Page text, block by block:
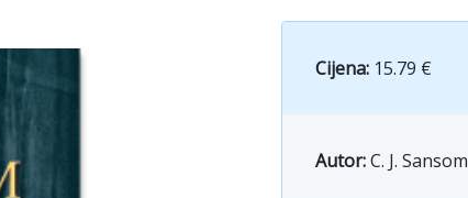
Cijena: 15.79 €
Autor:C. J. Sansom